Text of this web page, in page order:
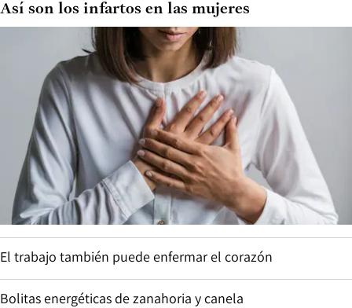
Así son los infartos en las mujeres
El trabajo también puede enfermar el corazón
Bolitas energéticas de zanahoria y canela